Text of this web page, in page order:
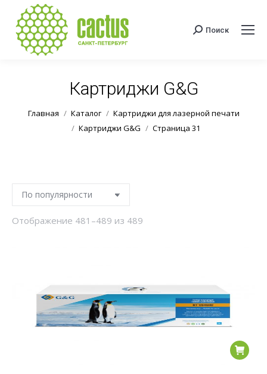
Поиск:
Поиск
Картриджи G&G
Главная Каталог
Картриджи для лазерной печати
Картриджи G&G
Страница 31
Отображение 481–489 из 489